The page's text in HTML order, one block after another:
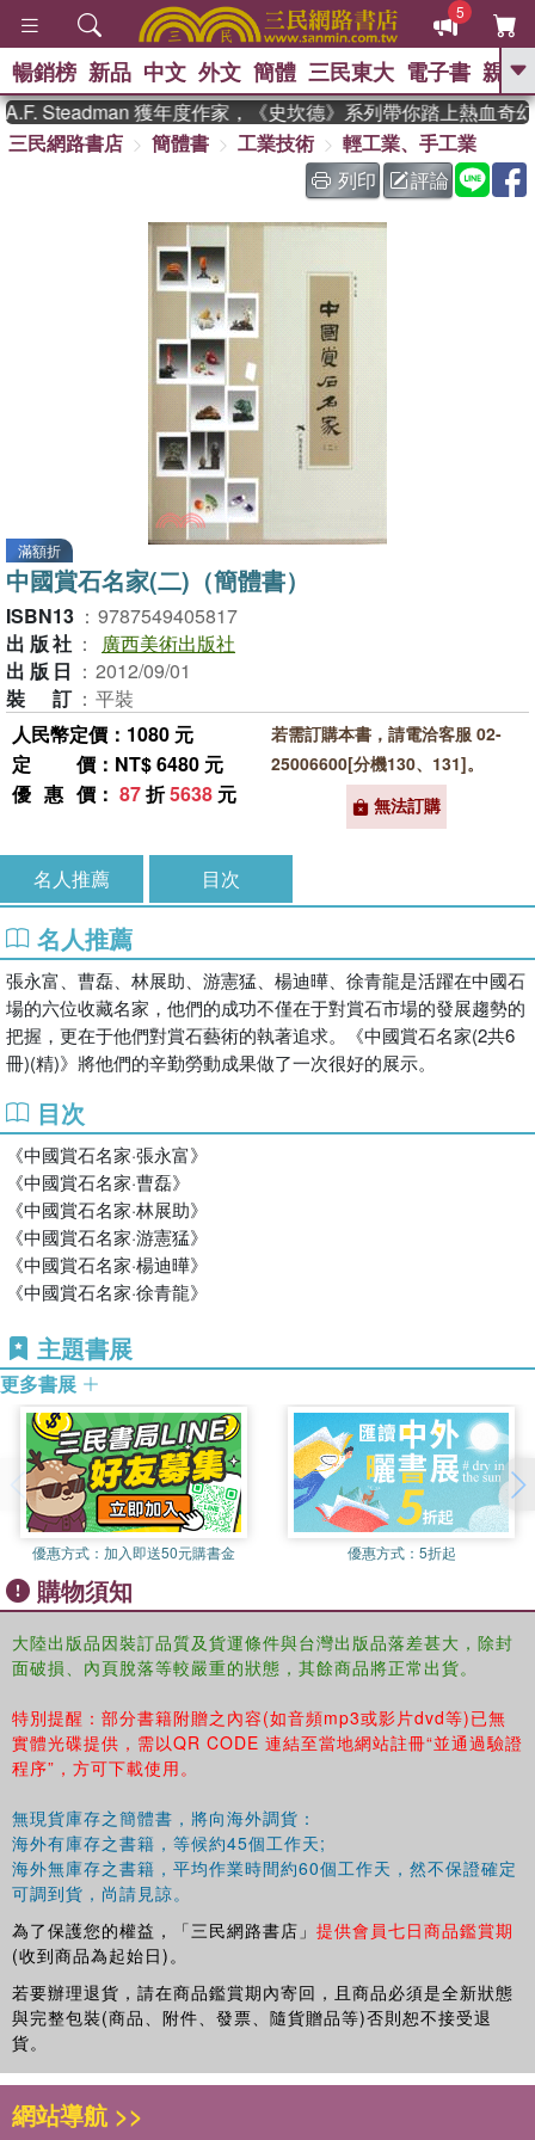
5
GO
熱搜： 東野圭吾 、 The Odyssey
、 如果歷史是一群喵 、 暑期
國際布克獎 臺灣漫遊錄 、 方
念華 、 台灣的李登輝時代
暢銷榜 新品 中文 外文 簡體 三民東大 電子書 親子
Steadman 獲年度作家，《史坎德》系列帶你踏上熱血奇幻
三民網路書店
簡體書 工業技術
輕工業、手工業
列印
評論
滿額折
中國賞石名家(二)（簡體書）
ISBN13 ： 9787549405817
出版社 ：
廣西美術出版社
出版日 ： 2012/09/01
裝訂 ： 平裝
人民幣定價：1080 元
定價 ：NT$ 6480 元
優惠價 ： 87折5638 元
若需訂購本書，請電洽客服 02-
25006600[分機130、131]。
無法訂購
名人推薦 目次
名人推薦
張永富、曹磊、林展助、游憲猛、楊迪曄、徐青龍是活躍在中國石
場的六位收藏名家，他們的成功不僅在于對賞石市場的發展趨勢的
把握，更在于他們對賞石藝術的執著追求。《中國賞石名家(2共6
冊)(精)》將他們的辛勤勞動成果做了一次很好的展示。
目次
《中國賞石名家·張永富》
《中國賞石名家·曹磊》
《中國賞石名家·林展助》
《中國賞石名家·游憲猛》
《中國賞石名家·楊迪曄》
《中國賞石名家·徐青龍》
主題書展
更多書展
優惠方式： 加入即送50元購書金 優惠方式： 5折起
購物須知
大陸出版品因裝訂品質及貨運條件與台灣出版品落差甚大，除封
面破損、內頁脫落等較嚴重的狀態，其餘商品將正常出貨。
特別提醒：部分書籍附贈之內容(如音頻mp3或影片dvd等)已無
實體光碟提供，需以QR CODE 連結至當地網站註冊“並通過驗證
程序”，方可下載使用。
無現貨庫存之簡體書，將向海外調貨：
海外有庫存之書籍，等候約45個工作天;
海外無庫存之書籍，平均作業時間約60個工作天，然不保證確定
可調到貨，尚請見諒。
為了保護您的權益，「三民網路書店」 提供會員七日商品鑑賞期
(收到商品為起始日)。
若要辦理退貨，請在商品鑑賞期內寄回，且商品必須是全新狀態
與完整包裝(商品、附件、發票、隨貨贈品等)否則恕不接受退
貨。
網站導航 >>